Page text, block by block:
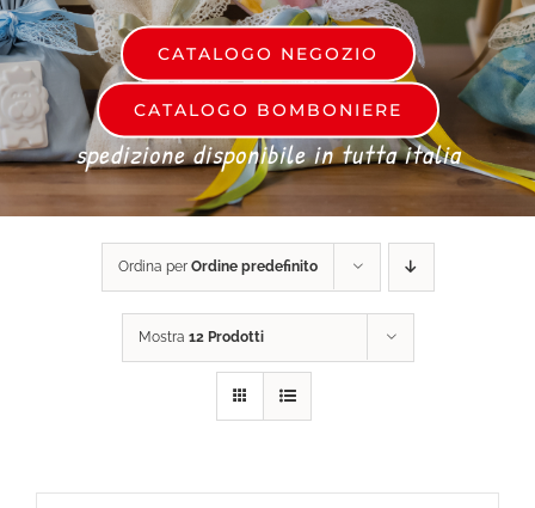
DONA ORA
CARRELLO
CATALOGO NEGOZIO
CATALOGO BOMBONIERE
spedizione disponibile in tutta italia
Ordina per Ordine predefinito
Mostra 12 Prodotti